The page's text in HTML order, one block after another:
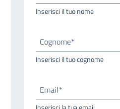
Inserisci il tuo nome
Cognome*
Inserisci il tuo cognome
Email*